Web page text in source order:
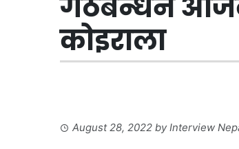
कोइराला
August 28, 2022 byInterview